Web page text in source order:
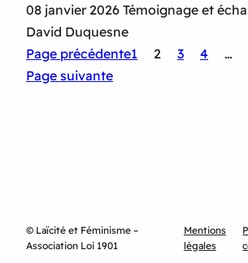
08 janvier 2026 Témoignage et
David Duquesne
Page précédente1 2 3 4 …
Page suivante
© Laïcité et Féminisme –
Association Loi 1901
Mentions
légales